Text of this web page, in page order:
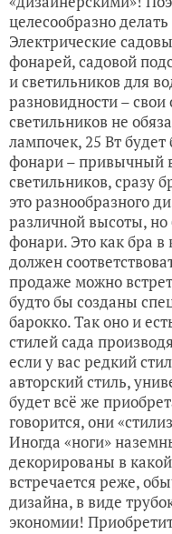
целесообразно
Электрические
фонарей, садовой
и светильников для
разновидности –
светильников не
лампочек, 25 Вт
фонари – привычный
светильников, сразу
это разнообразного
различной высоты,
фонари. Это как бра
должен
продаже можно
будто бы созданы
барокко. Так оно и
стилей сада
если у вас редкий
авторский стиль,
будет всё же
говорится, они
Иногда «ноги»
декорированы в
встречается реже,
дизайна, в виде
экономии!